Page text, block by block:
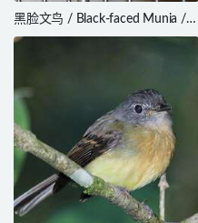
黑脸文鸟 / Black-faced Munia /
Lonchura molucca